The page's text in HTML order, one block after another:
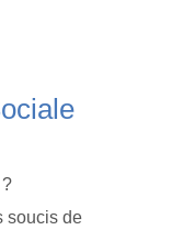
soucis de